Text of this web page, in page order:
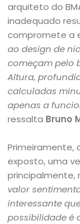
arquiteto do
inadequado
compromete a
ao design de
começam pelo
Altura,
calculadas
apenas a
ressalta Bruno
Primeiramente,
exposto, uma
principalmente,
valor
interessante
possibilidade é